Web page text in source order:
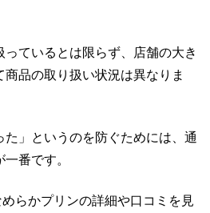
ているとは限らず、店舗の大き
品の取り扱い状況は異なりま
た」というのを防ぐためには、通
番です。
らかプリンの詳細や口コミを見